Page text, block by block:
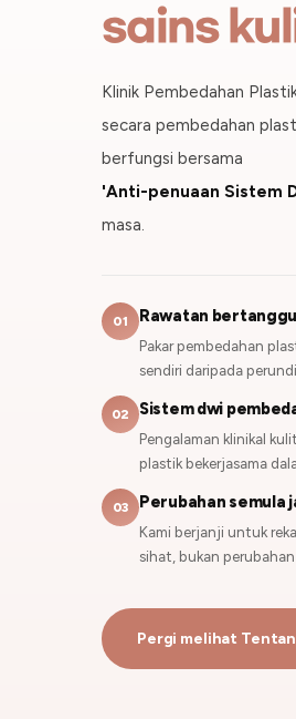
sains
Klinik Pembedahan
secara pembedahan
berfungsi bersama
'Anti-penuaan Sistem
masa.
01 Rawatan
Pakar pembedahan
sendiri daripada
02 Sistem dwi
Pengalaman klinikal
plastik bekerjasama
03 Perubahan semula
Kami berjanji untuk
sihat, bukan
Pergi melihat